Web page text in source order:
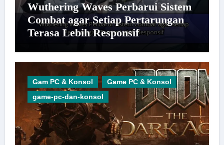
Wuthering Waves Perbarui Sistem
Combat agar Setiap Pertarungan
Terasa Lebih Responsif
Gam PC & Konsol
Game PC & Konsol
game-pc-dan-konsol